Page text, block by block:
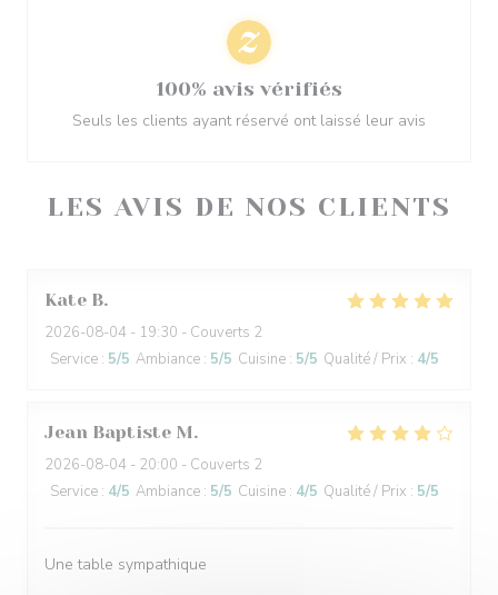
LES AVIS DE NOS CLIENTS
Kate B
2026-08-04 - 19:30 - Couverts 2
Service : 5/5 Ambiance : 5/5 Cuisine : 5/5 Qualité / Prix : 4/5
Jean Baptiste M
2026-08-04 - 20:00 - Couverts 2
Service : 4/5 Ambiance : 5/5 Cuisine : 4/5 Qualité / Prix : 5/5
Une table sympathique
100% avis vérifiés
Seuls les clients ayant réservé ont laissé leur avis